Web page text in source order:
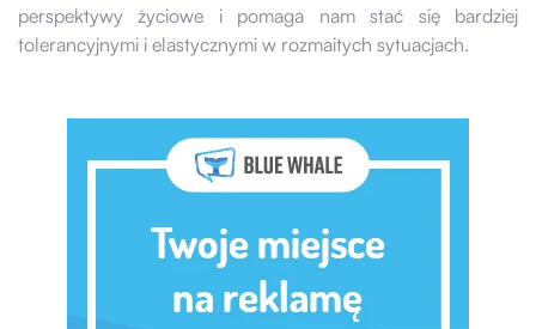
perspektywy życiowe i pomaga nam stać się bardziej
tolerancyjnymi i elastycznymi w rozmaitych sytuacjach.